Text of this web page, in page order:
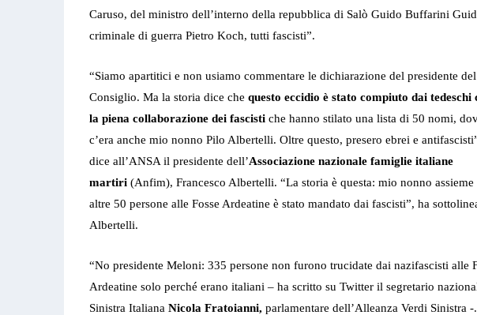
Caruso, del ministro dell’interno della repubblica di Salò Guido Buffarini
criminale di guerra Pietro Koch, tutti fascisti”.
“Siamo apartitici e non usiamo commentare le dichiarazione del presidente del
Consiglio. Ma la storia dice che questo eccidio è stato compiuto dai tedeschi
la piena collaborazione dei fascistiche hanno stilato una lista di 50 nomi,
c’era anche mio nonno Pilo Albertelli. Oltre questo, presero ebrei e
dice all’ANSA il presidente dell’Associazione nazionale famiglie italiane
martiri(Anfim), Francesco Albertelli. “La storia è questa: mio nonno assieme
altre 50 persone alle Fosse Ardeatine è stato mandato dai fascisti”, ha
Albertelli.
“No presidente Meloni: 335 persone non furono trucidate dai nazifascisti alle
Ardeatine solo perché erano italiani – ha scritto su Twitter il segretario
Sinistra Italiana Nicola Fratoianni, parlamentare dell’Alleanza Verdi Sinistra -.